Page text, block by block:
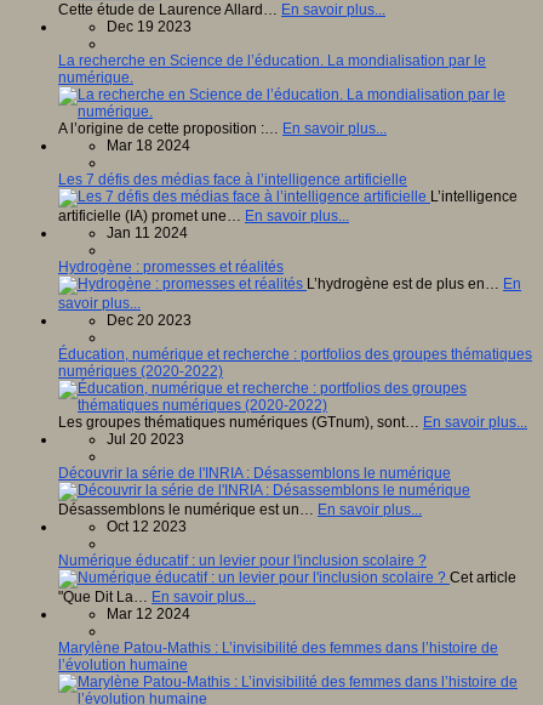
Cette étude de Laurence Allard… En savoir plus...
Dec 19 2023
La recherche en Science de l’éducation. La mondialisation par le
numérique.
A l’origine de cette proposition :… En savoir plus...
Mar 18 2024
Les 7 défis des médias face à l’intelligence artificielle
L’intelligence
artificielle (IA) promet une… En savoir plus...
Jan 11 2024
Hydrogène : promesses et réalités
L’hydrogène est de plus en… En
savoir plus...
Dec 20 2023
Éducation, numérique et recherche : portfolios des groupes thématiques
numériques (2020-2022)
Les groupes thématiques numériques (GTnum), sont… En savoir plus...
Jul 20 2023
Découvrir la série de l'INRIA : Désassemblons le numérique
Désassemblons le numérique est un… En savoir plus...
Oct 12 2023
Numérique éducatif : un levier pour l'inclusion scolaire ?
Cet article
"Que Dit La… En savoir plus...
Mar 12 2024
Marylène Patou-Mathis : L’invisibilité des femmes dans l’histoire de
l’évolution humaine